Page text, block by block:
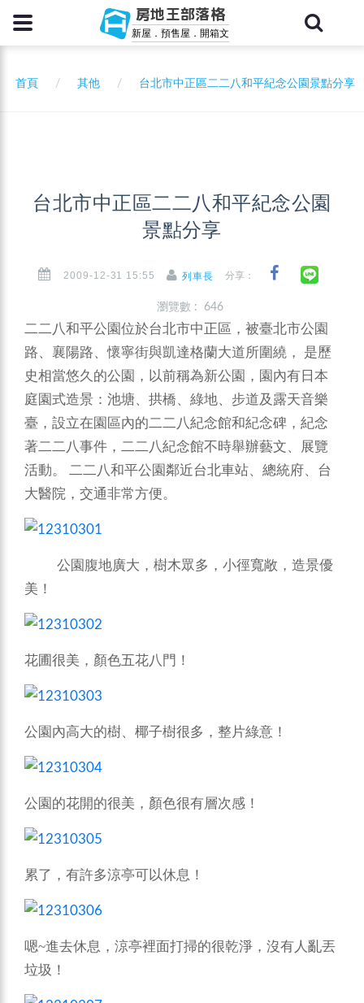
房地王部落格
新屋．預售屋．開箱文
首頁 其他 台北市中正區二二八和平紀念公園景點分享
台北市中正區二二八和平紀念公園
景點分享
2009-12-31 15:55 列車長 分享：
瀏覽數 : 646
二二八和平公園位於台北市中正區，被臺北市公園
路、襄陽路、懷寧街與凱達格蘭大道所圍繞， 是歷
史相當悠久的公園，以前稱為新公園，園內有日本
庭園式造景：池塘、拱橋、綠地、步道及露天音樂
臺，設立在園區內的二二八紀念館和紀念碑，紀念
著二二八事件，二二八紀念館不時舉辦藝文、展覽
活動。 二二八和平公園鄰近台北車站、總統府、台
大醫院，交通非常方便。
公園腹地廣大，樹木眾多，小徑寬敞，造景優
美！
花圃很美，顏色五花八門！
公園內高大的樹、椰子樹很多，整片綠意！
公園的花開的很美，顏色很有層次感！
累了，有許多涼亭可以休息！
嗯~進去休息，涼亭裡面打掃的很乾淨，沒有人亂丟
垃圾！